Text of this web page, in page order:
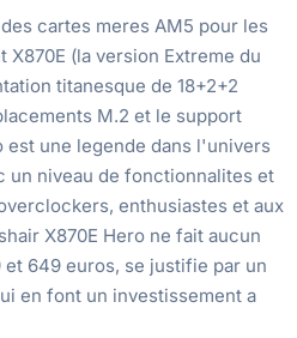
cartes meres AM5 pour les
(la version Extreme du
titanesque de 18+2+2
M.2 et le support
est une legende dans l'univers
un niveau de fonctionnalites et
enthusiastes et aux
X870E Hero ne fait aucun
649 euros, se justifie par un
en font un investissement a